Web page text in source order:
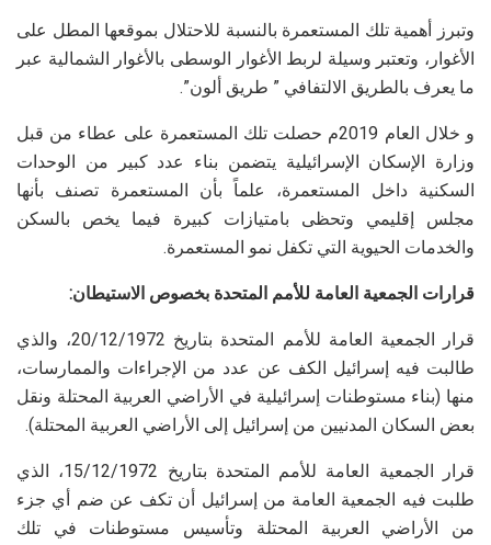
وتبرز أهمية تلك المستعمرة بالنسبة للاحتلال بموقعها المطل على
الأغوار، وتعتبر وسيلة لربط الأغوار الوسطى بالأغوار الشمالية عبر
ما يعرف بالطريق الالتفافي ” طريق ألون”.
و خلال العام 2019م حصلت تلك المستعمرة على عطاء من قبل
وزارة الإسكان الإسرائيلية يتضمن بناء عدد كبير من الوحدات
السكنية داخل المستعمرة، علماً بأن المستعمرة تصنف بأنها
مجلس إقليمي وتحظى بامتيازات كبيرة فيما يخص بالسكن
والخدمات الحيوية التي تكفل نمو المستعمرة.
قرارات الجمعية العامة للأمم المتحدة بخصوص الاستيطان:
قرار الجمعية العامة للأمم المتحدة بتاريخ 20/12/1972، والذي
طالبت فيه إسرائيل الكف عن عدد من الإجراءات والممارسات،
منها (بناء مستوطنات إسرائيلية في الأراضي العربية المحتلة ونقل
بعض السكان المدنيين من إسرائيل إلى الأراضي العربية المحتلة).
قرار الجمعية العامة للأمم المتحدة بتاريخ 15/12/1972، الذي
طلبت فيه الجمعية العامة من إسرائيل أن تكف عن ضم أي جزء
من الأراضي العربية المحتلة وتأسيس مستوطنات في تلك